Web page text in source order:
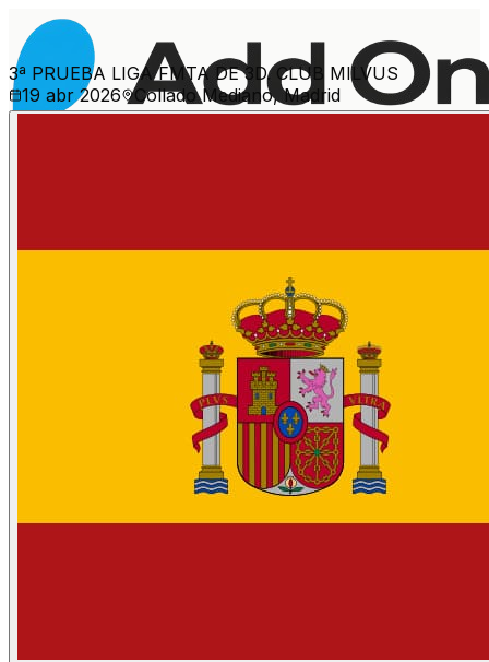
3ª PRUEBA LIGA FMTA DE 3D. CLUB MILVUS
19 abr 2026
Collado Mediano, Madrid